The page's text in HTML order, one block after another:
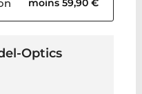
moins 59,90 €
Optics